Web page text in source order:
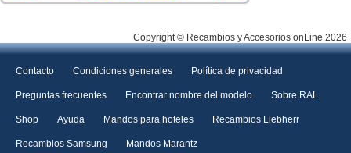
Copyright © Recambios y Accesorios onLine 2026
Contacto Condiciones generales Política de privacidad
Preguntas frecuentes Encontrar nombre del modelo Sobre RAL
Shop Ayuda Mandos para hoteles Recambios Liebherr
Recambios Samsung Mandos Marantz